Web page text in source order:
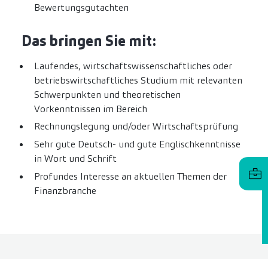
Bewertungsgutachten
Das bringen Sie mit:
Laufendes, wirtschaftswissenschaftliches oder
betriebswirtschaftliches Studium mit relevanten
Schwerpunkten und theoretischen
Vorkenntnissen im Bereich
Rechnungslegung und/oder Wirtschaftsprüfung
Sehr gute Deutsch- und gute Englischkenntnisse
in Wort und Schrift
Profundes Interesse an aktuellen Themen der
Finanzbranche